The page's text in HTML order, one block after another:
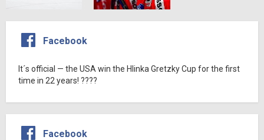
Facebook
It´s official — the USA win the Hlinka Gretzky Cup for the first
time in 22 years! ????
Facebook